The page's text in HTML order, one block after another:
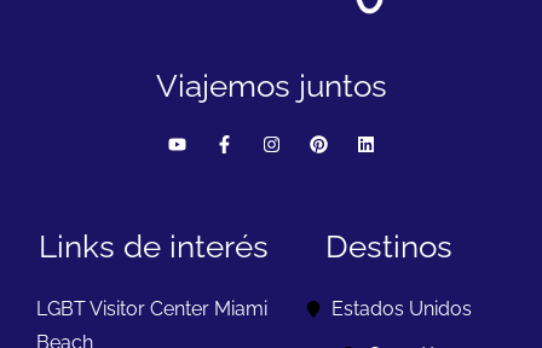
Viajemos juntos
Links de interés
LGBT Visitor Center Miami
Beach
Destinos
Estados Unidos